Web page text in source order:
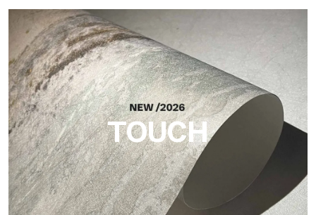
Craft
Oberfläche, inspiriert von natürlichen Fasern, mit einer
essentiellen Struktur, die der Fläche Balance, Tiefe und eine
elegante Materialität verleiht.
TOUCH